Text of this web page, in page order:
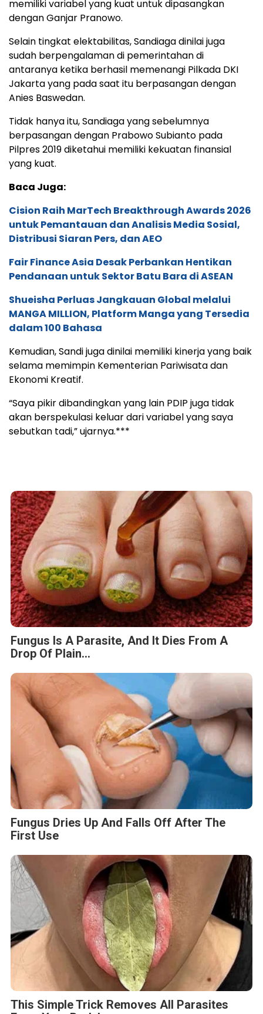
memiliki variabel yang kuat untuk dipasangkan
dengan Ganjar Pranowo.
Selain tingkat elektabilitas, Sandiaga dinilai juga
sudah berpengalaman di pemerintahan di
antaranya ketika berhasil memenangi Pilkada DKI
Jakarta yang pada saat itu berpasangan dengan
Anies Baswedan.
Tidak hanya itu, Sandiaga yang sebelumnya
berpasangan dengan Prabowo Subianto pada
Pilpres 2019 diketahui memiliki kekuatan finansial
yang kuat.
Baca Juga:
Cision Raih MarTech Breakthrough Awards 2026
untuk Pemantauan dan Analisis Media Sosial,
Distribusi Siaran Pers, dan AEO
Fair Finance Asia Desak Perbankan Hentikan
Pendanaan untuk Sektor Batu Bara di ASEAN
Shueisha Perluas Jangkauan Global melalui
MANGA MILLION, Platform Manga yang Tersedia
dalam 100 Bahasa
Kemudian, Sandi juga dinilai memiliki kinerja yang baik
selama memimpin Kementerian Pariwisata dan
Ekonomi Kreatif.
“Saya pikir dibandingkan yang lain PDIP juga tidak
akan berspekulasi keluar dari variabel yang saya
sebutkan tadi,” ujarnya.***
Fungus Is A Parasite, And It Dies From A
Drop Of Plain...
Fungus Dries Up And Falls Off After The
First Use
This Simple Trick Removes All Parasites